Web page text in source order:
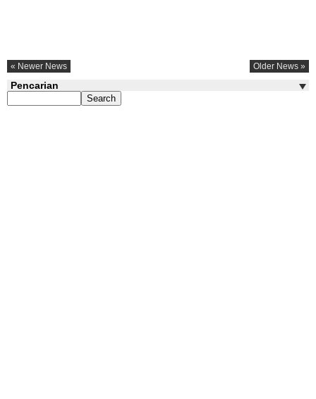
« Newer News Older News »
Pencarian